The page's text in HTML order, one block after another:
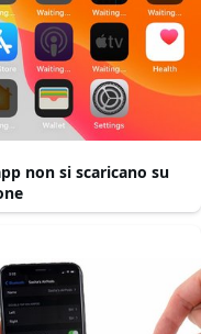
non si scaricano su